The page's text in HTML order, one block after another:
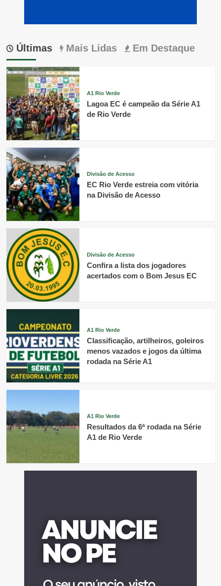
Últimas Mais Lidas Em Destaque
A1 Rio Verde
Lagoa EC é campeão da Série A1
de Rio Verde
Divisão de Acesso
EC Rio Verde estreia com vitória
na Divisão de Acesso
Divisão de Acesso
Confira a lista dos jogadores
acertados com o Bom Jesus EC
A1 Rio Verde
Classificação, artilheiros, goleiros
menos vazados e jogos da última
rodada na Série A1
A1 Rio Verde
Resultados da 6ª rodada na Série
A1 de Rio Verde